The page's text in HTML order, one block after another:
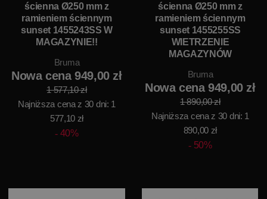
ścienna Ø250 mm z
ramieniem ściennym
sunset 1455243SS W
MAGAZYNIE!!
Bruma
Nowa cena 949,00 zł
1 577,10 zł
Najniższa cena z 30 dni: 1
577,10 zł
40%
ścienna Ø250 mm z
ramieniem ściennym
sunset 1455255SS
WIETRZENIE
MAGAZYNÓW
Bruma
Nowa cena 949,00 zł
1 890,00 zł
Najniższa cena z 30 dni: 1
890,00 zł
50%